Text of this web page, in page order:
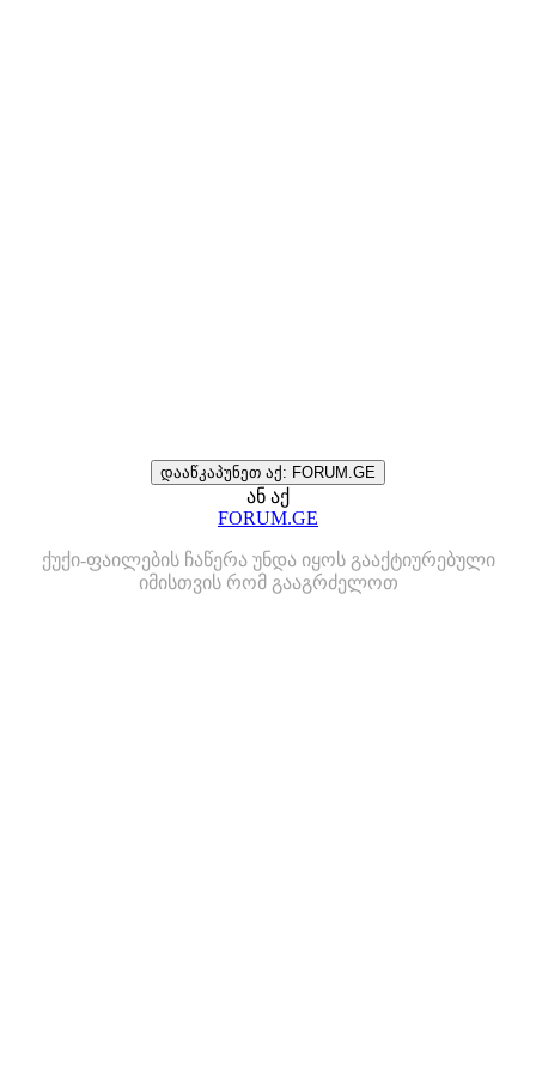
დააწკაპუნეთ აქ: FORUM.GE
ან აქ
FORUM.GE
ქუქი-ფაილების ჩაწერა უნდა იყოს გააქტიურებული
იმისთვის რომ გააგრძელოთ